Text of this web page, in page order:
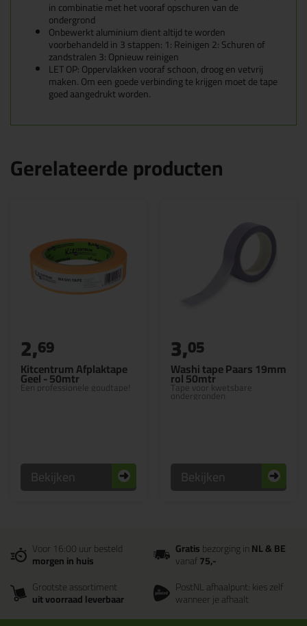
in combinatie met het vooraf opschuren van de
ondergrond
Onbewerkt aluminium dient altijd te worden
voorbehandeld in 3 stappen: 1: Reinigen 2: Schuren of
zandstralen 3: Opnieuw reinigen
LET OP: Oppervlakken vooraf schoon, droog en vetvrij
maken. Om een goede verbinding te krijgen moet de tape
goed aangedrukt worden.
Gerelateerde producten
Kitcentrum Afplaktape
Geel - 50mtr
Een professionele goudtape!
2,69
Bekijken
Washi tape Paars 19mm
rol 50mtr
Tape voor kwetsbare
ondergronden
3,05
Bekijken
Voor 16:00 uur besteld
morgen in huis
Gratisbezorging inNL & BE
vanaf75,-
Grootste assortiment
uit voorraad leverbaar
PostNL afhaalpunt: kies zelf
wanneer je afhaalt